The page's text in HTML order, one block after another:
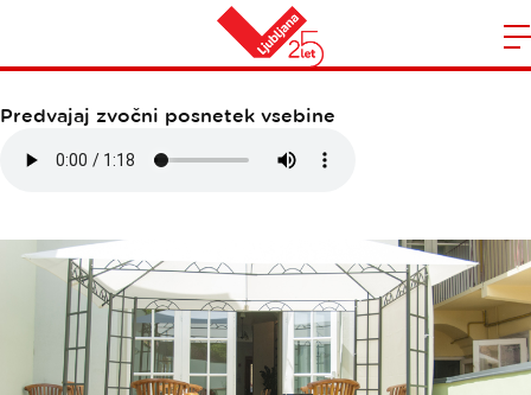
Domov
BLOOM HOTEL
Predvajaj zvočni posnetek vsebine